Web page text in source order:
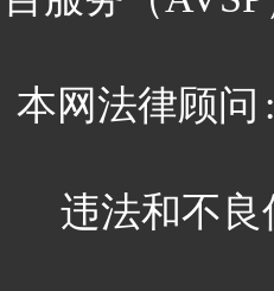
本网法律顾问 :
违法和不良